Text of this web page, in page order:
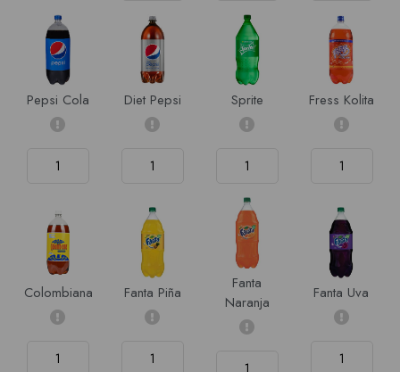
Pepsi Cola Diet Pepsi Sprite Fress Kolita
Colombiana Fanta Piña
Fanta
Naranja
Fanta Uva